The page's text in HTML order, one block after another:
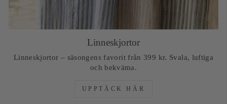
Linneskjortor
Linneskjortor – säsongens favorit från 399 kr. Svala, luftiga
och bekväma.
UPPTÄCK HÄR